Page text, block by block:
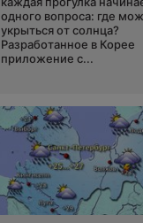
одного вопроса: где
укрыться от солнца?
Разработанное в Корее
приложение с...